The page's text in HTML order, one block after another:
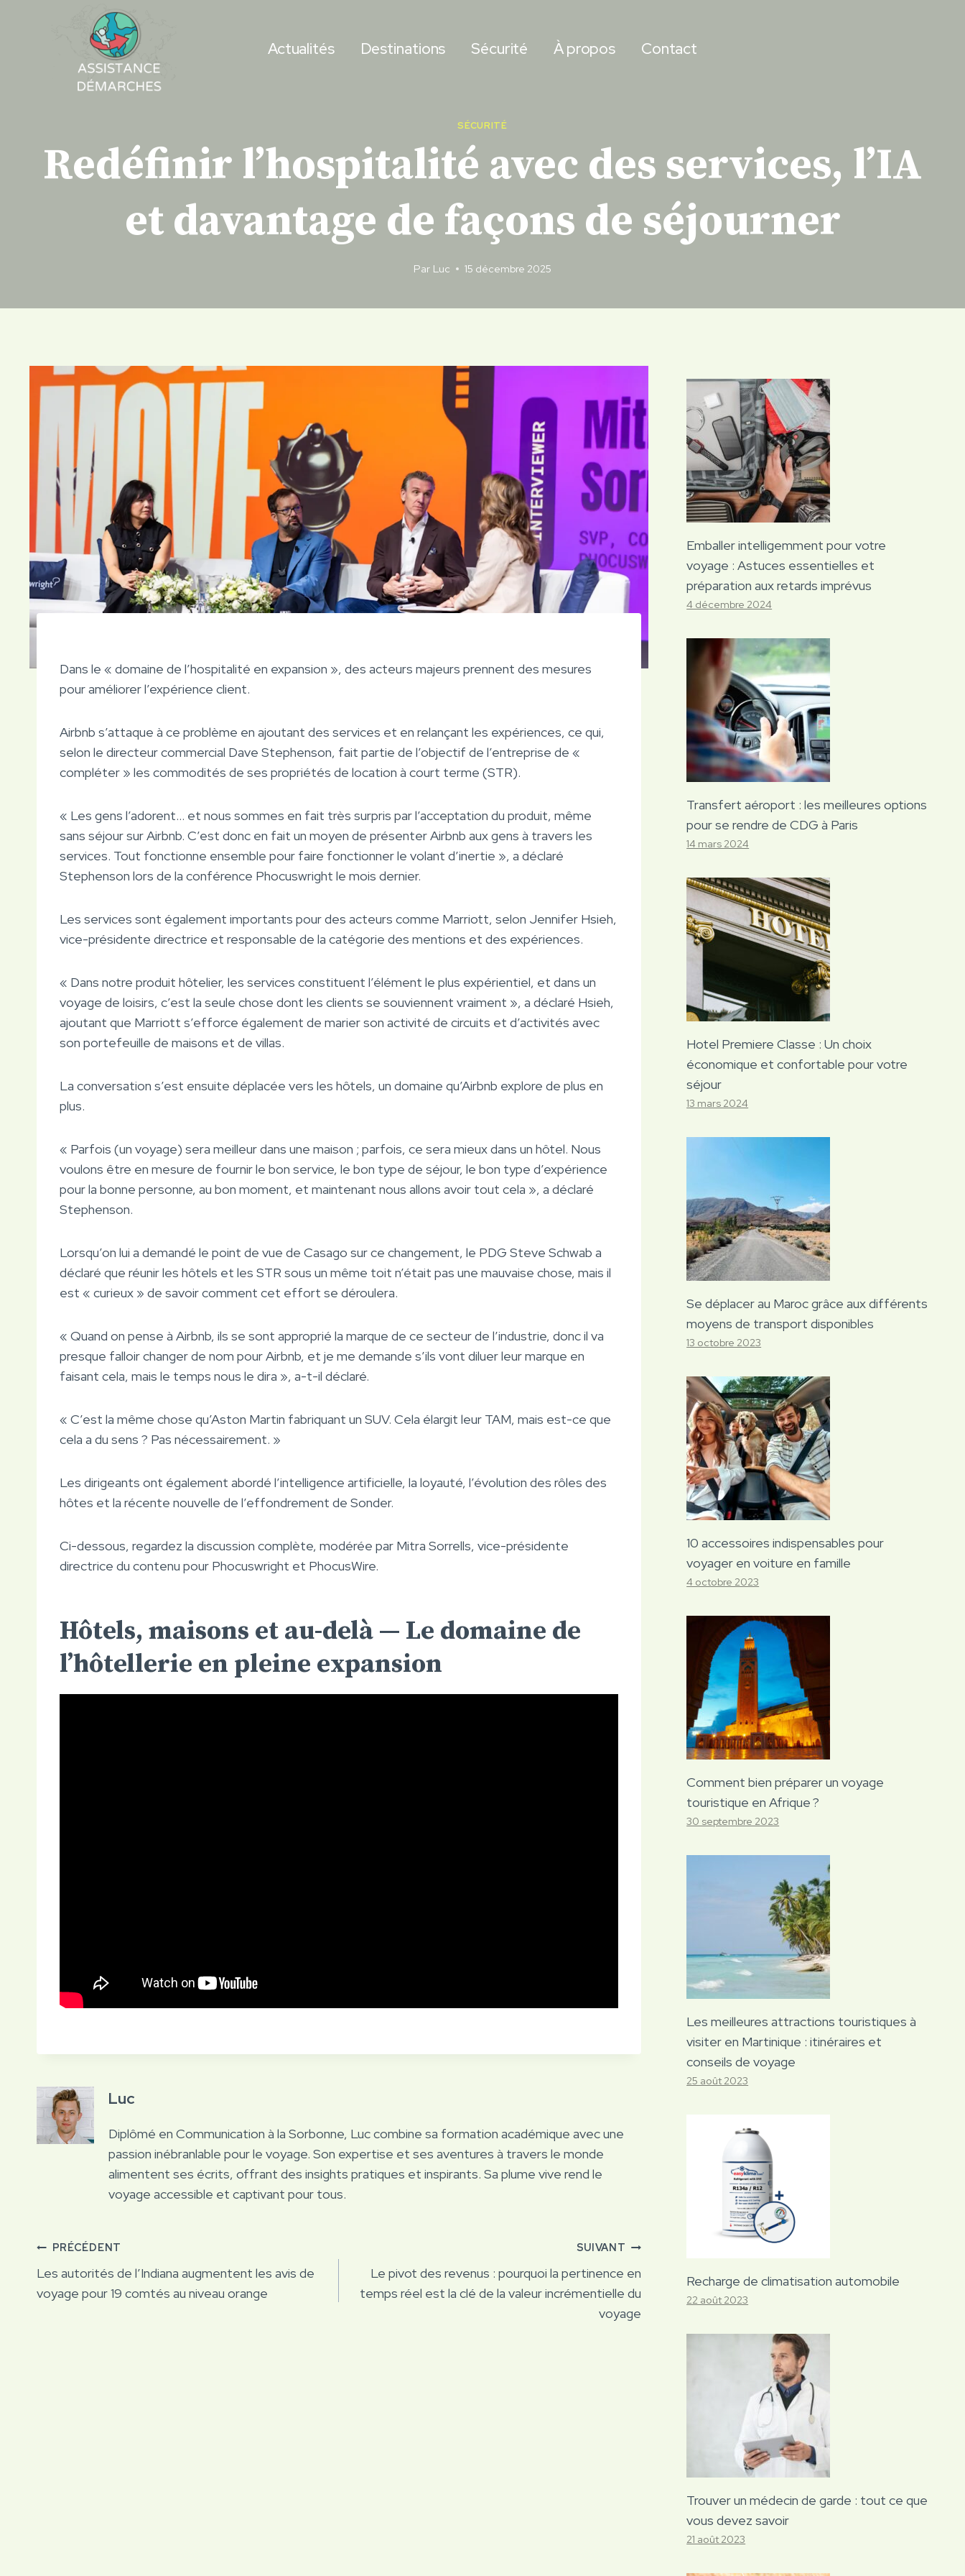
Actualités Destinations Sécurité À propos Contact
SÉCURITÉ
Redéfinir l’hospitalité avec des services, l’IA
et davantage de façons de séjourner
Par Luc 15 décembre 2025
Dans le « domaine de l’hospitalité en expansion », des acteurs majeurs prennent des mesures
pour améliorer l’expérience client.
Airbnb s’attaque à ce problème en ajoutant des services et en relançant les expériences, ce qui,
selon le directeur commercial Dave Stephenson, fait partie de l’objectif de l’entreprise de «
compléter » les commodités de ses propriétés de location à court terme (STR).
« Les gens l’adorent… et nous sommes en fait très surpris par l’acceptation du produit, même
sans séjour sur Airbnb. C’est donc en fait un moyen de présenter Airbnb aux gens à travers les
services. Tout fonctionne ensemble pour faire fonctionner le volant d’inertie », a déclaré
Stephenson lors de la conférence Phocuswright le mois dernier.
Les services sont également importants pour des acteurs comme Marriott, selon Jennifer Hsieh,
vice-présidente directrice et responsable de la catégorie des mentions et des expériences.
« Dans notre produit hôtelier, les services constituent l’élément le plus expérientiel, et dans un
voyage de loisirs, c’est la seule chose dont les clients se souviennent vraiment », a déclaré Hsieh,
ajoutant que Marriott s’efforce également de marier son activité de circuits et d’activités avec
son portefeuille de maisons et de villas.
La conversation s’est ensuite déplacée vers les hôtels, un domaine qu’Airbnb explore de plus en
plus.
« Parfois (un voyage) sera meilleur dans une maison ; parfois, ce sera mieux dans un hôtel. Nous
voulons être en mesure de fournir le bon service, le bon type de séjour, le bon type d’expérience
pour la bonne personne, au bon moment, et maintenant nous allons avoir tout cela », a déclaré
Stephenson.
Lorsqu’on lui a demandé le point de vue de Casago sur ce changement, le PDG Steve Schwab a
déclaré que réunir les hôtels et les STR sous un même toit n’était pas une mauvaise chose, mais il
est « curieux » de savoir comment cet effort se déroulera.
« Quand on pense à Airbnb, ils se sont approprié la marque de ce secteur de l’industrie, donc il va
presque falloir changer de nom pour Airbnb, et je me demande s’ils vont diluer leur marque en
faisant cela, mais le temps nous le dira », a-t-il déclaré.
« C’est la même chose qu’Aston Martin fabriquant un SUV. Cela élargit leur TAM, mais est-ce que
cela a du sens ? Pas nécessairement. »
Les dirigeants ont également abordé l’intelligence artificielle, la loyauté, l’évolution des rôles des
hôtes et la récente nouvelle de l’effondrement de Sonder.
Ci-dessous, regardez la discussion complète, modérée par Mitra Sorrells, vice-présidente
directrice du contenu pour Phocuswright et PhocusWire.
Hôtels, maisons et au-delà — Le domaine de
l’hôtellerie en pleine expansion
Luc
Diplômé en Communication à la Sorbonne, Luc combine sa formation académique avec une
passion inébranlable pour le voyage. Son expertise et ses aventures à travers le monde
alimentent ses écrits, offrant des insights pratiques et inspirants. Sa plume vive rend le
voyage accessible et captivant pour tous.
Navigation
de
PRÉCÉDENT
Les autorités de l’Indiana augmentent les avis de
voyage pour 19 comtés au niveau orange
SUIVANT
Le pivot des revenus : pourquoi la pertinence en
temps réel est la clé de la valeur incrémentielle du
voyage
Emballer intelligemment pour votre
voyage : Astuces essentielles et
préparation aux retards imprévus
4 décembre 2024
Transfert aéroport : les meilleures options
pour se rendre de CDG à Paris
14 mars 2024
Hotel Premiere Classe : Un choix
économique et confortable pour votre
séjour
13 mars 2024
Se déplacer au Maroc grâce aux différents
moyens de transport disponibles
13 octobre 2023
10 accessoires indispensables pour
voyager en voiture en famille
4 octobre 2023
Comment bien préparer un voyage
touristique en Afrique ?
30 septembre 2023
Les meilleures attractions touristiques à
visiter en Martinique : itinéraires et
conseils de voyage
25 août 2023
Recharge de climatisation automobile
22 août 2023
Trouver un médecin de garde : tout ce que
vous devez savoir
21 août 2023